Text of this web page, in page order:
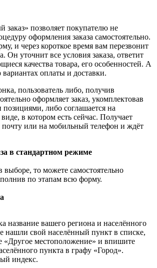
позволяет покупателю не
оформления заказа самостоятельно.
и через короткое время вам перезвонит
Он уточнит все условия заказа, ответит
качества товара, его особенностей. А
оплаты и доставки.
пользователь либо, получив
оформляет заказ, укомплектовав
либо соглашается на
в котором есть сейчас. Получает
почту или на мобильный телефон и ждёт
в стандартном режиме
то можете самостоятельно
по этапам всю форму.
название вашего региона и населённого
нашли свой населённый пункт в списке,
«Другое местоположение» и впишите
пункта в графу «Город».
индекс.